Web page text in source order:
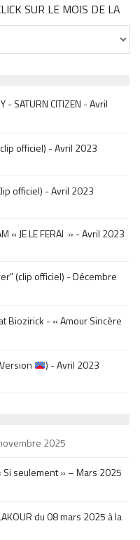
SUR LE MOIS DE LA
- SATURN CITIZEN - Avril
officiel) - Avril 2023
officiel) - Avril 2023
« JE LE FERAI » - Avril 2023
(clip officiel) - Décembre
Biozirick - « Amour Sincère
) - Avril 2023
2025
Si seulement » – Mars 2025
du 08 mars 2025 à la